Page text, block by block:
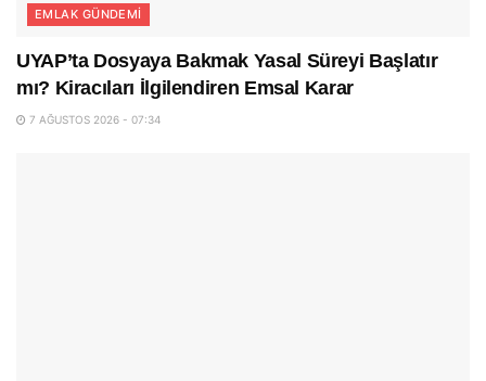
EMLAK GÜNDEMI
UYAP’ta Dosyaya Bakmak Yasal Süreyi Başlatır
mı? Kiracıları İlgilendiren Emsal Karar
7 AĞUSTOS 2026 - 07:34